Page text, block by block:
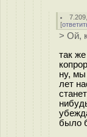
7.209
[
> Ой,
так
ну, мы
лет
было